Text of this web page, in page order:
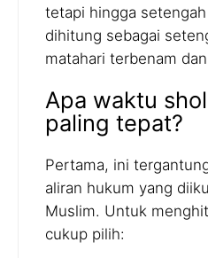
tetapi hingga
dihitung sebagai
matahari terbenam
Apa waktu
paling tepat?
Pertama, ini
aliran hukum yang
Muslim. Untuk
cukup pilih: